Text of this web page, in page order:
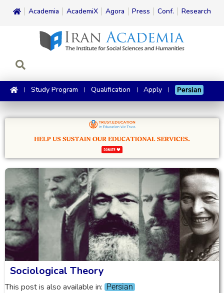
Academia AcademiX Agora Press Conf. Research
Study Program Qualification Apply Persian
Sociological Theory
This post is also available in: Persian